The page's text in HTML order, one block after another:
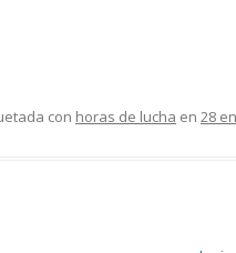
con horas de lucha en 28